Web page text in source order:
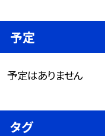
予定
予定はありません
タグ